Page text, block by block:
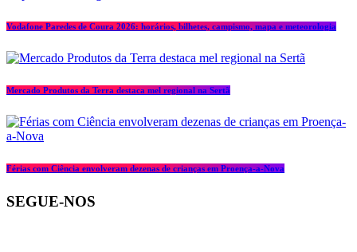
Vodafone Paredes de Coura 2026: horários, bilhetes, campismo, mapa e meteorologia
Mercado Produtos da Terra destaca mel regional na Sertã
Férias com Ciência envolveram dezenas de crianças em Proença-a-Nova
SEGUE-NOS